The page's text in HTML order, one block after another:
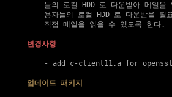
들의 로컬 HDD 로 다운받아 메일을
용자들의 로컬 HDD 로 다운받을 필
    직접 메일을 읽을 수 있도록 한다.
변경사항
- add c-client11.a for
업데이트 패키지